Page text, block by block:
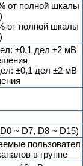
от полной шкалы
от полной шкалы
±0,1 дел ±2 мВ
±0,1 дел ±2 мВ
~ D7, D8 ~ D15)
пользовател
в группе